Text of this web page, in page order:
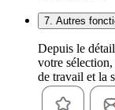
7. Autres
Depuis le
votre
de travail et la